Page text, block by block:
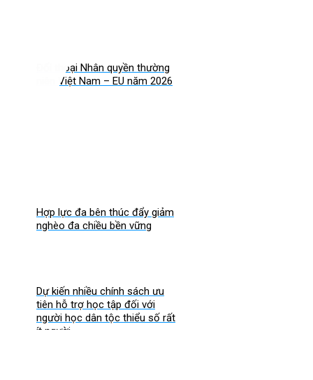
Đối thoại Nhân quyền thường
niên Việt Nam – EU năm 2026
Hợp lực đa bên thúc đẩy giảm
nghèo đa chiều bền vững
Dự kiến nhiều chính sách ưu
tiên hỗ trợ học tập đối với
người học dân tộc thiểu số rất
ít người